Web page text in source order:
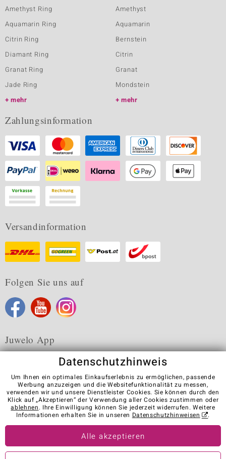
Amethyst Ring
Aquamarin Ring
Citrin Ring
Diamant Ring
Granat Ring
Jade Ring
mehr
Amethyst
Aquamarin
Bernstein
Citrin
Granat
Mondstein
mehr
Zahlungsinformation
Versandinformation
Folgen Sie uns auf
Juwelo App
Karriere AGB Datenschutz Cookies
Impressum
Kontakt
Vertrag widerrufen
Visit our stores in other countries:
Datenschutzhinweis
Um Ihnen ein optimales Einkaufserlebnis zu ermöglichen, passende
Werbung anzuzeigen und die Websitefunktionalität zu messen,
verwenden wir und unsere Dienstleister Cookies. Sie können durch den
Klick auf „Akzeptieren“ der Verwendung aller Cookies zustimmen oder
ablehnen. Ihre Einwilligung können Sie jederzeit widerrufen. Weitere
Informationen erhalten Sie in unseren Datenschutzhinweisen .
Alle akzeptieren